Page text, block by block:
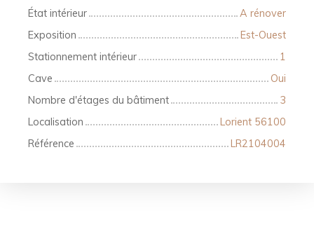
État intérieur
A rénover
Exposition
Est-Ouest
Stationnement intérieur
1
Cave
Oui
Nombre d'étages du bâtiment
3
Localisation
Lorient 56100
Référence
LR2104004